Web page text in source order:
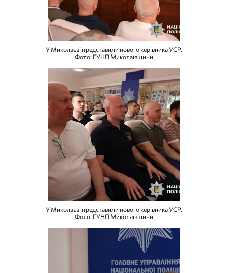
У Миколаєві представили нового керівника УСР.
Фото: ГУНП Миколаївщини
У Миколаєві представили нового керівника УСР.
Фото: ГУНП Миколаївщини